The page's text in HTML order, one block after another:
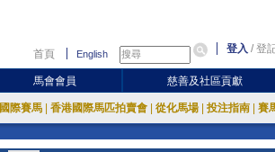
首頁 English 登入 /登
馬會會員 慈善及社區貢獻
國際賽馬 香港國際馬匹拍賣會 從化馬場 投注指南 賽